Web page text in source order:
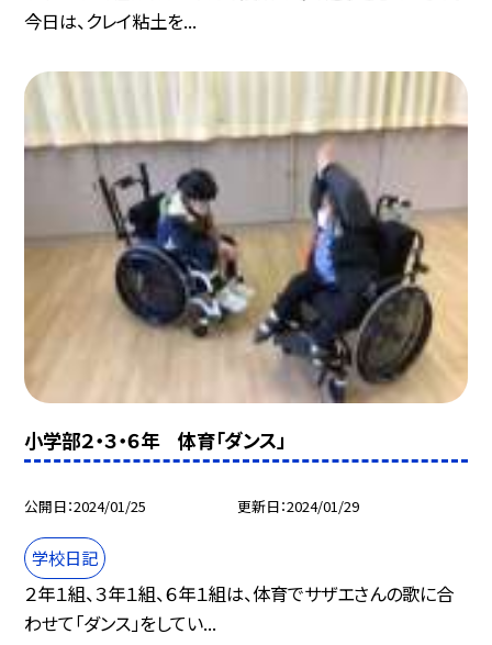
今日は、クレイ粘土を...
小学部２・３・６年 体育「ダンス」
公開日 2024/01/25 更新日 2024/01/29
学校日記
２年１組、３年１組、６年１組は、体育でサザエさんの歌に合
わせて「ダンス」をしてい...